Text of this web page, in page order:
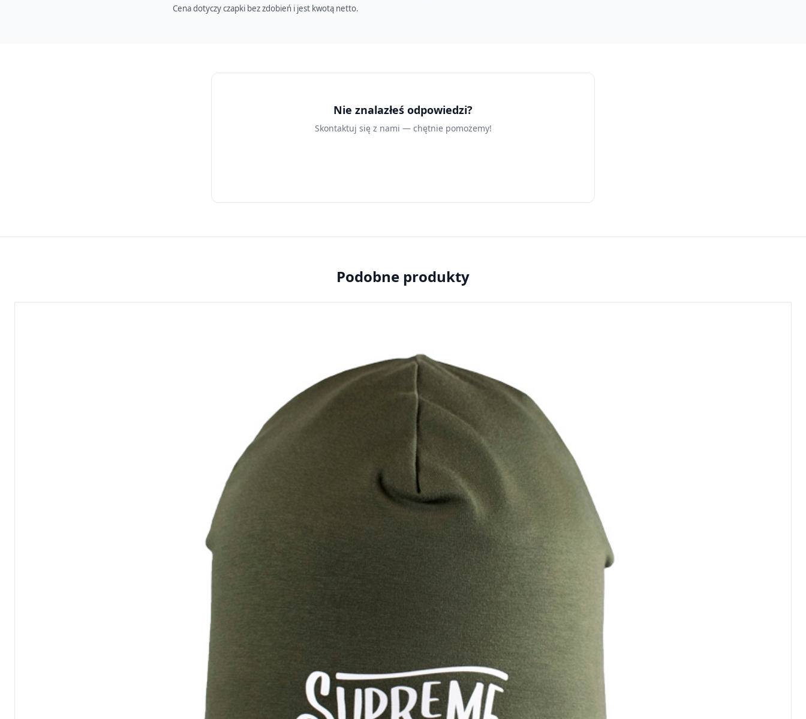
Cena dotyczy czapki bez zdobień i jest kwotą netto.
Nie znalazłeś odpowiedzi?
Skontaktuj się z nami — chętnie pomożemy!
Podobne produkty